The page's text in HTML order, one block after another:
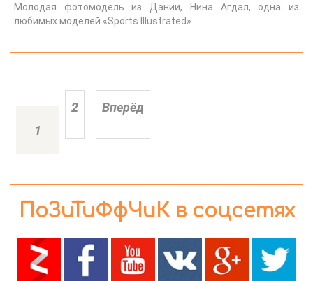
Молодая фотомодель из Дании, Нина Агдал, одна из
любимых моделей «Sports Illustrated».
1
2 Вперёд
ПоЗиТиФфЧиК в соцсетях